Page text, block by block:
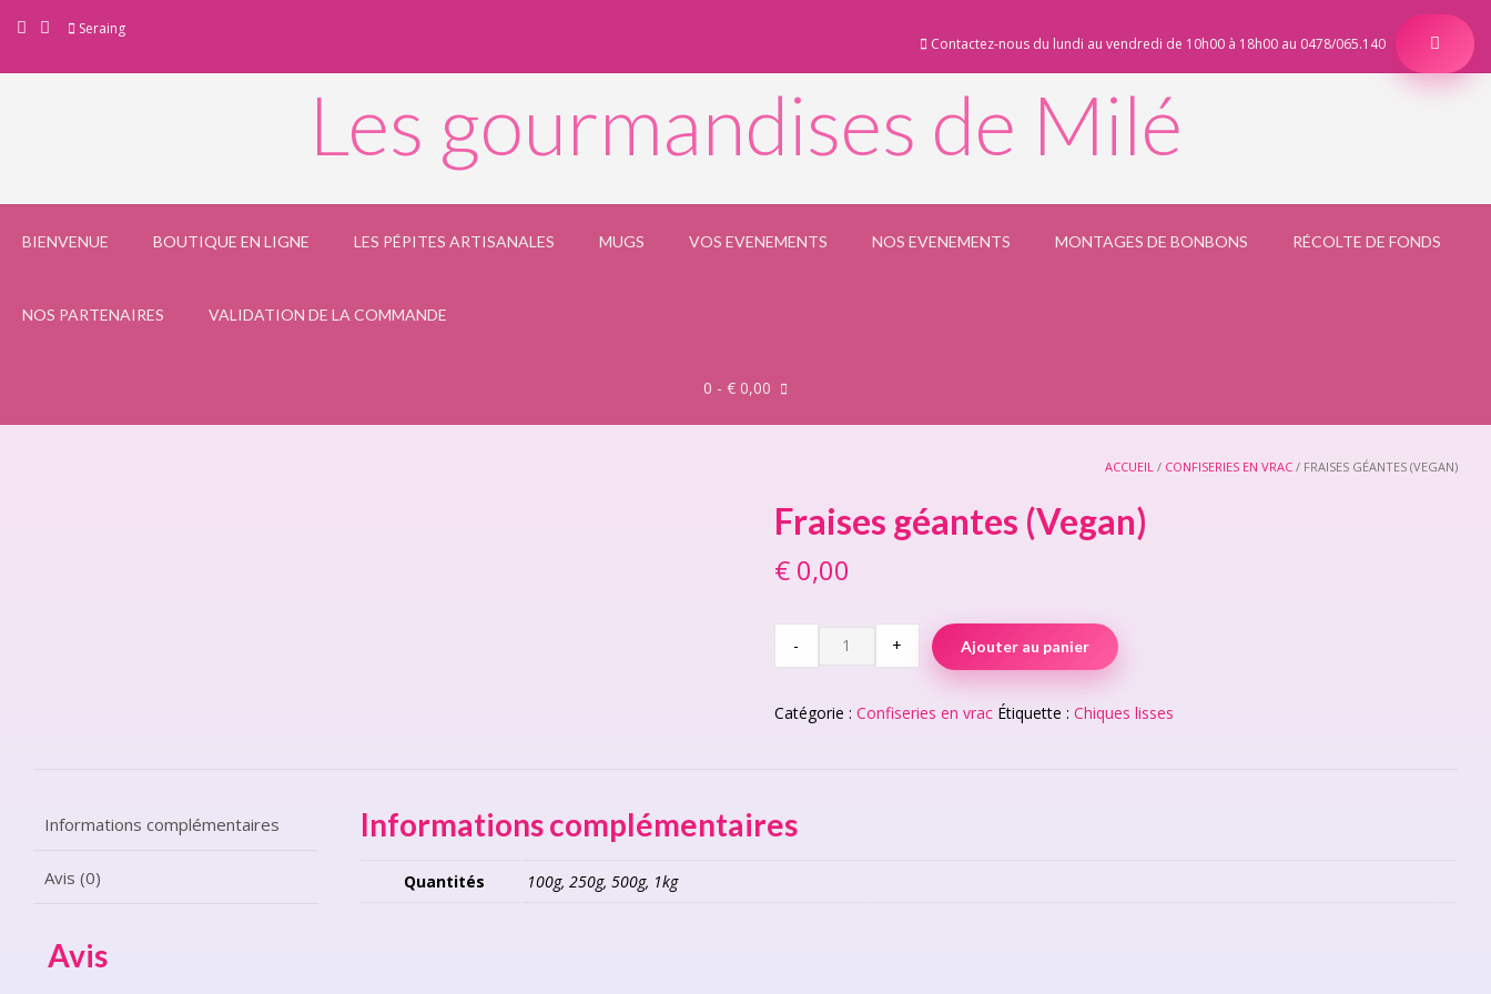
Seraing
Contactez-nous du lundi au vendredi de 10h00 à 18h00 au 0478/065.140
Les gourmandises de Milé
BIENVENUE BOUTIQUE EN LIGNE LES PÉPITES ARTISANALES MUGS VOS EVENEMENTS NOS EVENEMENTS MONTAGES DE BONBONS RÉCOLTE DE FONDS
NOS PARTENAIRES VALIDATION DE LA COMMANDE
0 - € 0,00
ACCUEIL / CONFISERIES EN VRAC / FRAISES GÉANTES (VEGAN)
Fraises géantes (Vegan)
€0,00
quantity
- + Ajouter au panier
Catégorie : Confiseries en vrac Étiquette : Chiques lisses
Informations complémentaires
Avis (0)
Informations complémentaires
Quantités 100g, 250g, 500g, 1kg
Avis